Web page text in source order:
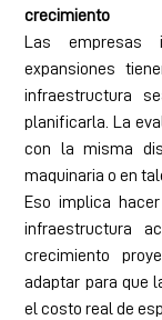
crecimiento
Las
expansiones
infraestructura
planificarla. La
con la misma
maquinaria o en
Eso implica
infraestructura
crecimiento
adaptar para que
el costo real de